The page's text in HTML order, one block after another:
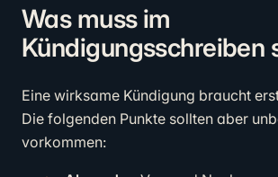
Was muss im
Kündigungsschreiben
Eine wirksame Kündigung braucht
Die folgenden Punkte sollten aber
vorkommen: